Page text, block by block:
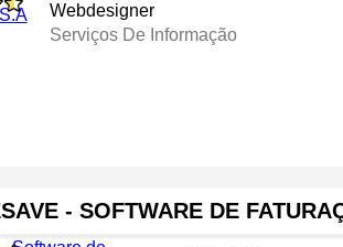
Webdesigner
Serviços De Informação
- SOFTWARE DE